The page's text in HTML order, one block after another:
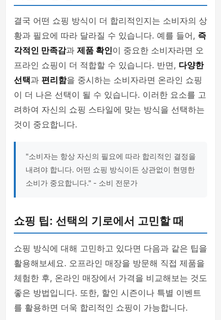
결국 어떤 쇼핑 방식이 더 합리적인지는 소비자의 상
황과 필요에 따라 달라질 수 있습니다. 예를 들어, 즉
각적인 만족감과 제품 확인이 중요한 소비자라면 오
프라인 쇼핑이 더 적합할 수 있습니다. 반면, 다양한
선택과 편리함을 중시하는 소비자라면 온라인 쇼핑
이 더 나은 선택이 될 수 있습니다. 이러한 요소를 고
려하여 자신의 쇼핑 스타일에 맞는 방식을 선택하는
것이 중요합니다.
"소비자는 항상 자신의 필요에 따라 합리적인 결정을
내려야 합니다. 어떤 쇼핑 방식이든 상관없이 현명한
소비가 중요합니다." - 소비 전문가
쇼핑 팁: 선택의 기로에서 고민할 때
쇼핑 방식에 대해 고민하고 있다면 다음과 같은 팁을
활용해보세요. 오프라인 매장을 방문해 직접 제품을
체험한 후, 온라인 매장에서 가격을 비교해보는 것도
좋은 방법입니다. 또한, 할인 시즌이나 특별 이벤트
를 활용하면 더욱 합리적인 쇼핑이 가능합니다.